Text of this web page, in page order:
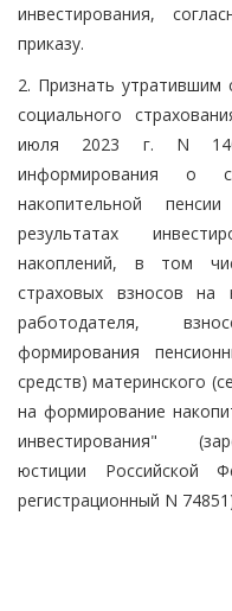
инвестирования,
приказу.
2. Признать утратившим
социального
июля 2023 г. N
информирования о
накопительной
результатах
накоплений, в том
страховых взносов на
работодателя,
формирования
средств) материнского
на формирование
инвестирования"
юстиции Российской
регистрационный N